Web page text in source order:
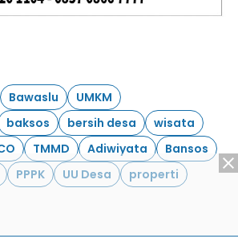
Bawaslu
UMKM
baksos bersih desa
wisata
TMMD Adiwiyata
Bansos
PPPK UU Desa properti